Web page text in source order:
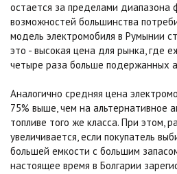
остается за пределами диапазона
возможностей большинства
модель электромобиля в Румынии
это - высокая цена для рынка, где
четыре раза больше подержанных
Аналогично средняя цена
75% выше, чем на альтернативное
топливе того же класса. При этом,
увеличивается, если покупатель
большей емкости с большим
настоящее время в Болгарии